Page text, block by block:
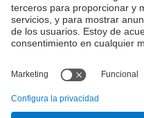
Investigación
Empresa
¿Qué necesitas?